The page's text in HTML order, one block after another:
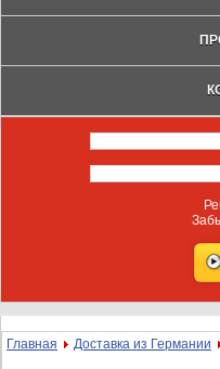
Главная Доставка из Германии